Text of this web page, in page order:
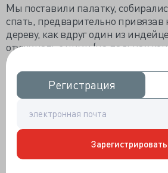
Регистрация
Регистрация
Мы поставили палатку,
спать, предварительно привязав
дереву, как вдруг один из
отужинать с ними (на пальцах
от приглашения, как я узнал из
воспринялось бы как неуважение
Пришлось присоединиться к
сух пайки, преподнесли, как
стола- вашему. А они нам
Васильевны от угощения аж
чувствую, её сейчас стошнит. Да и